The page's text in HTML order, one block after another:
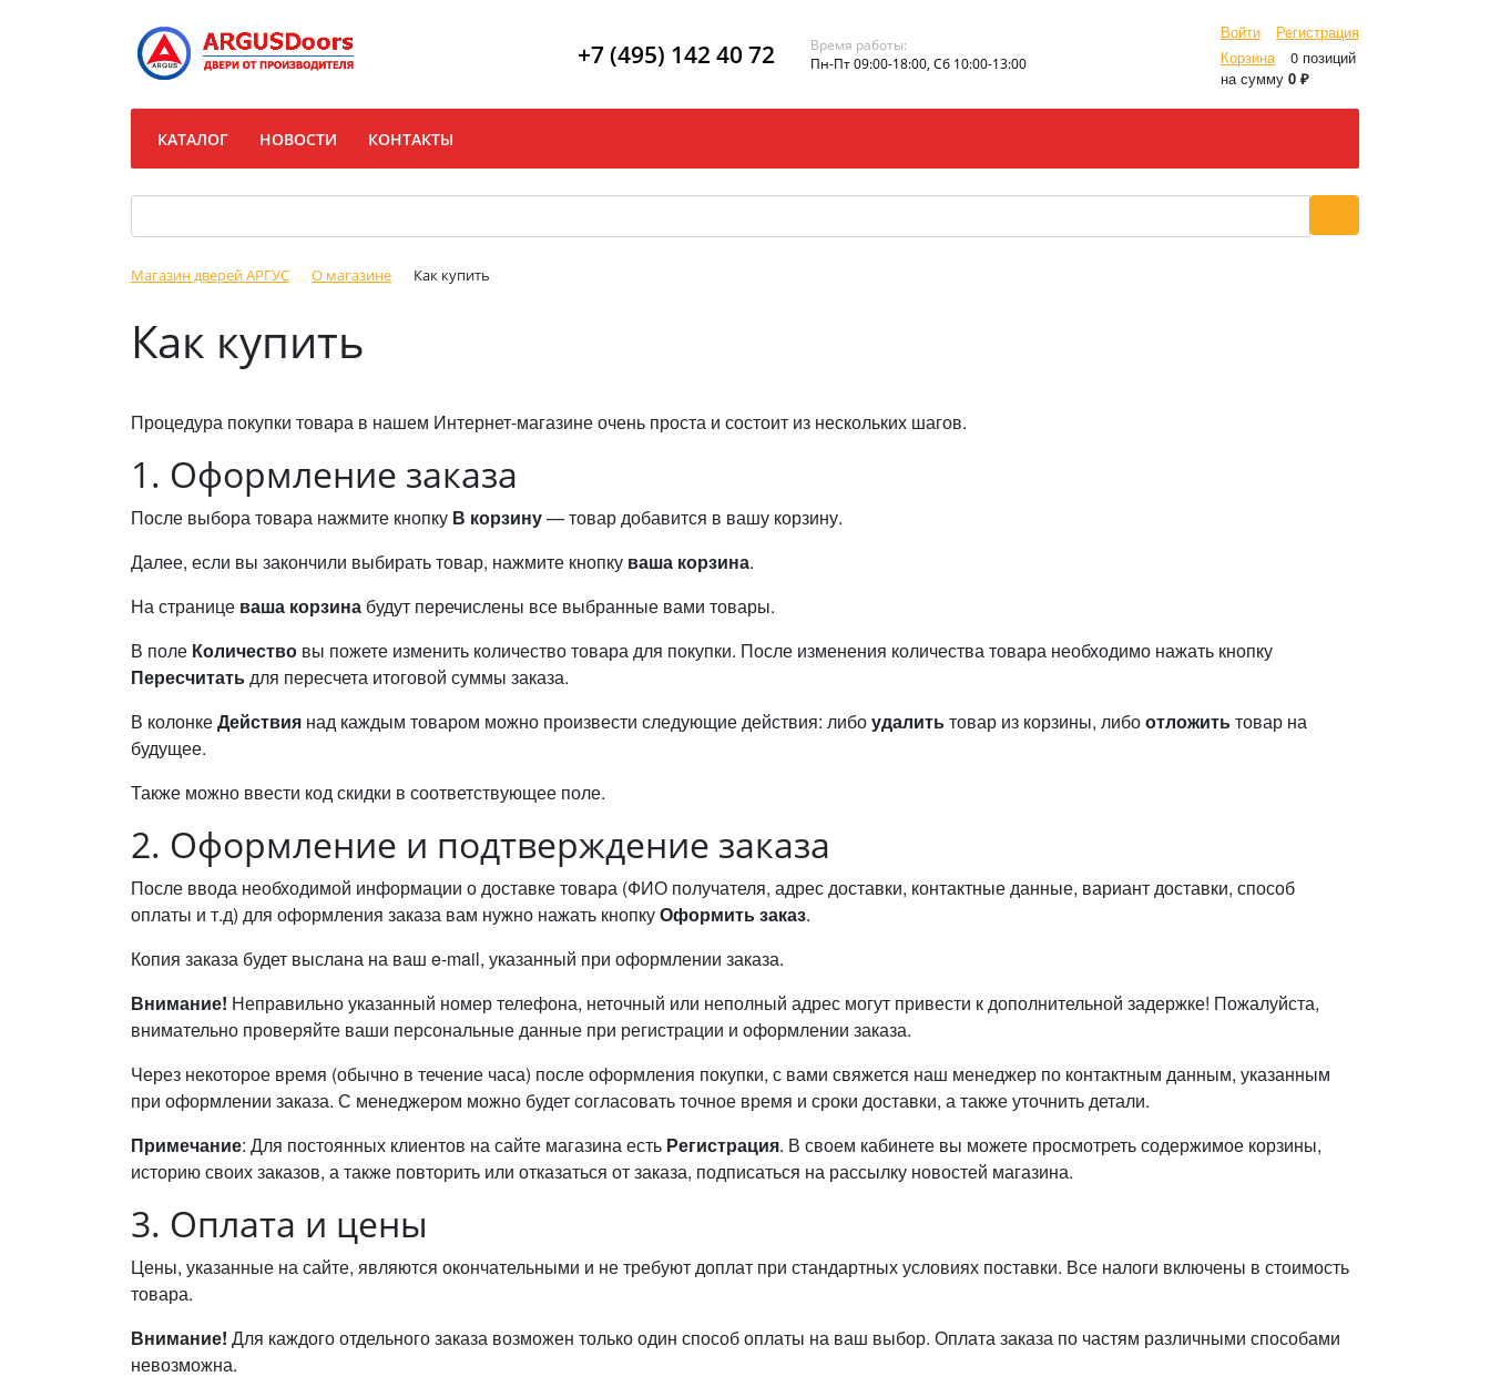
Войти
Регистрация
Корзина
0 позиций
на сумму 0 ₽
+7 (495) 142 40 72
Время работы:
Пн-Пт 09:00-18:00, Сб 10:00-13:00
КАТАЛОГ НОВОСТИ КОНТАКТЫ
Магазин дверей АРГУС О магазине Как купить
Как купить
Процедура покупки товара в нашем Интернет-магазине очень проста и состоит из нескольких шагов.
1. Оформление заказа
После выбора товара нажмите кнопку В корзину— товар добавится в вашу корзину.
Далее, если вы закончили выбирать товар, нажмите кнопку ваша корзина.
На странице ваша корзина будут перечислены все выбранные вами товары.
В поле Количество вы пожете изменить количество товара для покупки. После изменения количества товара необходимо нажать кнопку
Пересчитатьдля пересчета итоговой суммы заказа.
В колонкеДействия над каждым товаром можно произвести следующие действия: либоудалитьтовар из корзины, либоотложитьтовар на
будущее.
Также можно ввести код скидки в соответствующее поле.
2. Оформление и подтверждение заказа
После ввода необходимой информации о доставке товара (ФИО получателя, адрес доставки, контактные данные, вариант доставки, способ
оплаты и т.д) для оформления заказа вам нужно нажать кнопкуОформить заказ.
Копия заказа будет выслана на ваш e-mail, указанный при оформлении заказа.
Внимание! Неправильно указанный номер телефона, неточный или неполный адрес могут привести к дополнительной задержке! Пожалуйста,
внимательно проверяйте ваши персональные данные при регистрации и оформлении заказа.
Через некоторое время (обычно в течение часа) после оформления покупки, с вами свяжется наш менеджер по контактным данным, указанным
при оформлении заказа. С менеджером можно будет согласовать точное время и сроки доставки, а также уточнить детали.
Примечание: Для постоянных клиентов на сайте магазина есть Регистрация. В своем кабинете вы можете просмотреть содержимое корзины,
историю своих заказов, а также повторить или отказаться от заказа, подписаться на рассылку новостей магазина.
3. Оплата и цены
Цены, указанные на сайте, являются окончательными и не требуют доплат при стандартных условиях поставки. Все налоги включены в стоимость
товара.
Внимание! Для каждого отдельного заказа возможен только один способ оплаты на ваш выбор. Оплата заказа по частям различными способами
невозможна.